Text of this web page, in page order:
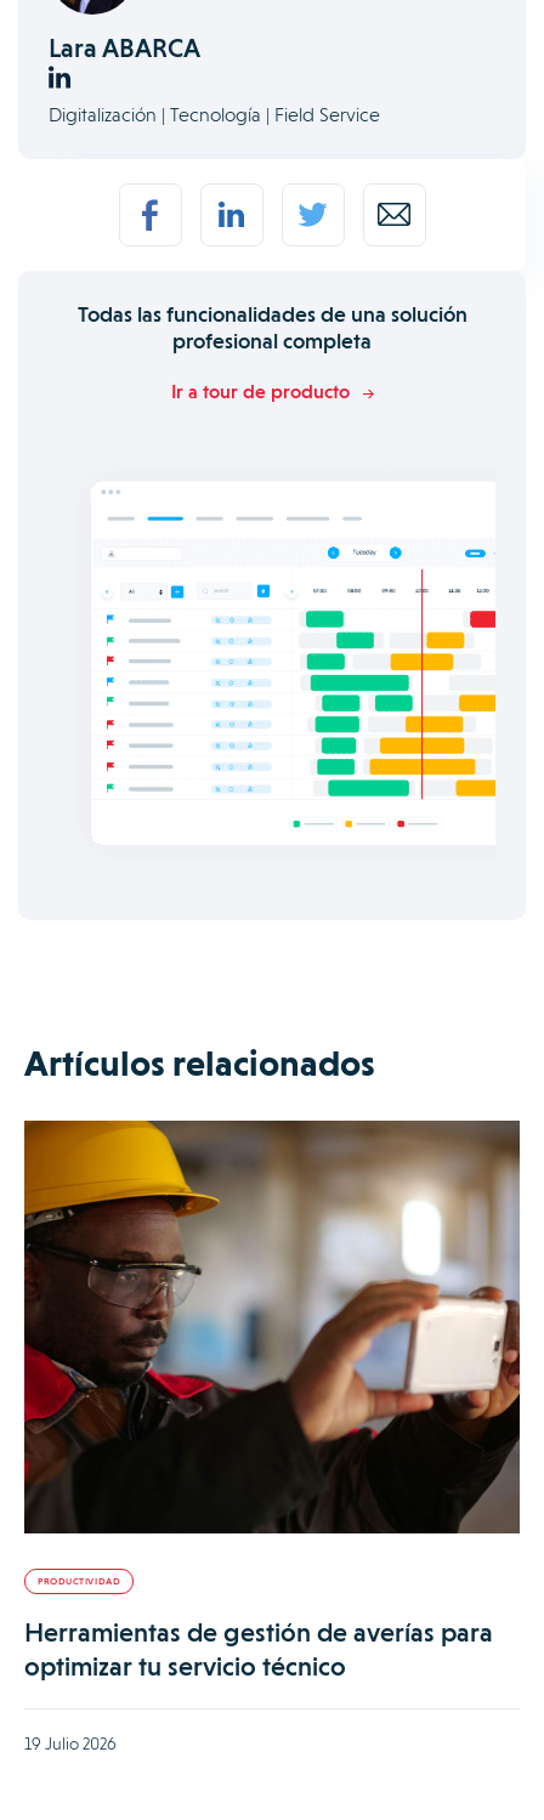
Lara ABARCA
Digitalización | Tecnología | Field Service
Todas las funcionalidades de una solución
profesional completa
Ir a tour de producto
Artículos relacionados
PRODUCTIVIDAD
Herramientas de gestión de averías para
optimizar tu servicio técnico
19 Julio 2026